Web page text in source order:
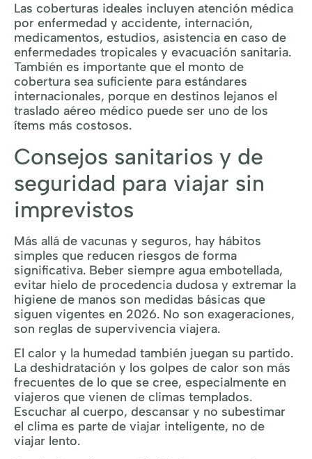
Las coberturas ideales incluyen atención médica
por enfermedad y accidente, internación,
medicamentos, estudios, asistencia en caso de
enfermedades tropicales y evacuación sanitaria.
También es importante que el monto de
cobertura sea suficiente para estándares
internacionales, porque en destinos lejanos el
traslado aéreo médico puede ser uno de los
ítems más costosos.
Consejos sanitarios y de
seguridad para viajar sin
imprevistos
Más allá de vacunas y seguros, hay hábitos
simples que reducen riesgos de forma
significativa. Beber siempre agua embotellada,
evitar hielo de procedencia dudosa y extremar la
higiene de manos son medidas básicas que
siguen vigentes en 2026. No son exageraciones,
son reglas de supervivencia viajera.
El calor y la humedad también juegan su partido.
La deshidratación y los golpes de calor son más
frecuentes de lo que se cree, especialmente en
viajeros que vienen de climas templados.
Escuchar al cuerpo, descansar y no subestimar
el clima es parte de viajar inteligente, no de
viajar lento.